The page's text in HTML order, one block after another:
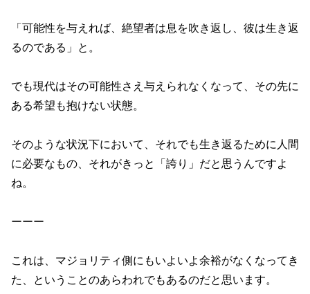
「可能性を与えれば、絶望者は息を吹き返し、彼は生き返
るのである」と。
でも現代はその可能性さえ与えられなくなって、その先に
ある希望も抱けない状態。
そのような状況下において、それでも生き返るために人間
に必要なもの、それがきっと「誇り」だと思うんですよ
ね。
ーーー
これは、マジョリティ側にもいよいよ余裕がなくなってき
た、ということのあらわれでもあるのだと思います。